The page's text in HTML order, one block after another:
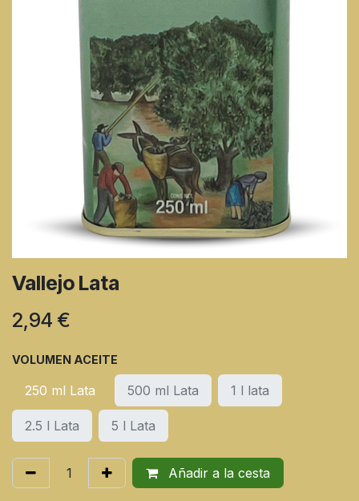
Vallejo Lata
2,94 €
VOLUMEN ACEITE
250 ml Lata 500 ml Lata 1 l lata
2.5 l Lata 5 l Lata
Añadir a la cesta